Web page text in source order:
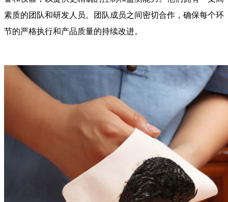
素质的团队和研发人员。团队成员之间密切合作，确保每个环
节的严格执行和产品质量的持续改进。